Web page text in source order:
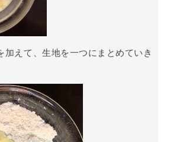
加えて、生地を一つにまとめていき